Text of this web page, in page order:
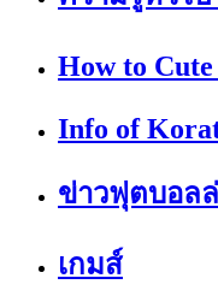
How to
Info of
ข่าวฟุตบอล
เกมส์